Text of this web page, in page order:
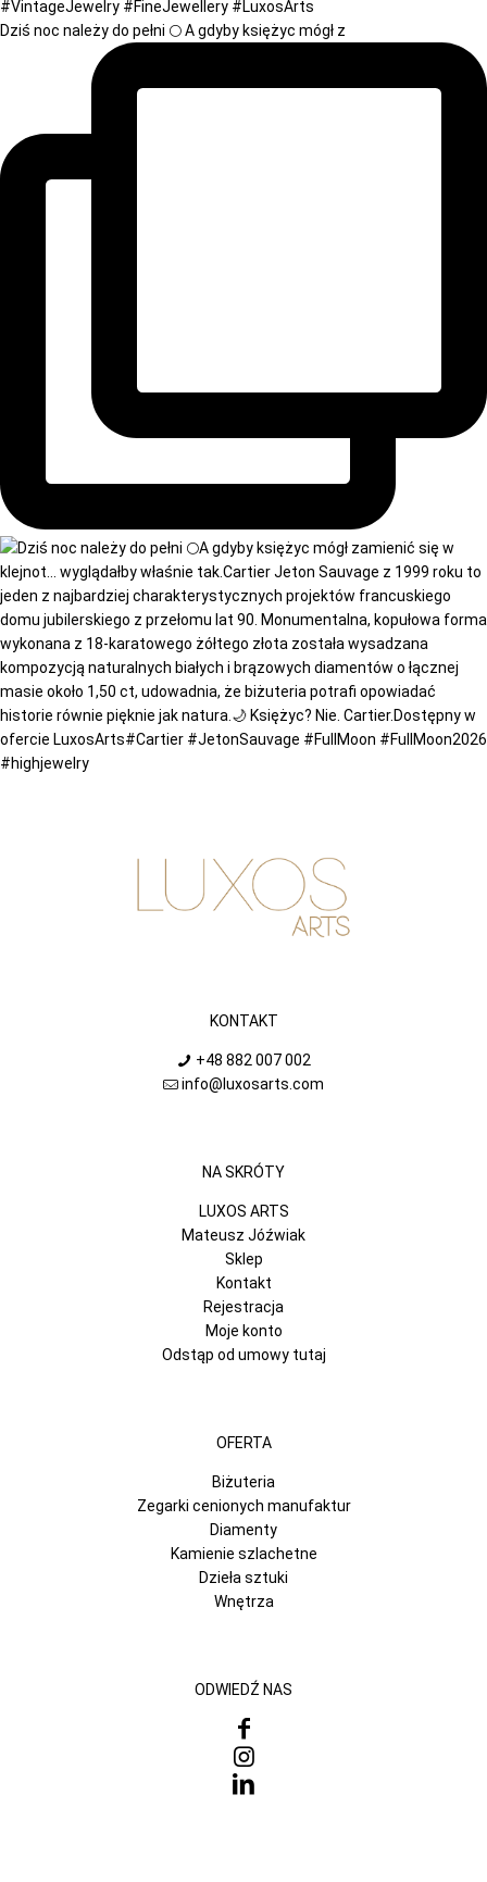
Dziś noc należy do pełni 🌕 A gdyby księżyc mógł z
KONTAKT
+48 882 007 002
info@luxosarts.com
NA SKRÓTY
LUXOS ARTS
Mateusz Jóźwiak
Sklep
Kontakt
Rejestracja
Moje konto
Odstąp od umowy tutaj
OFERTA
Biżuteria
Zegarki cenionych manufaktur
Diamenty
Kamienie szlachetne
Dzieła sztuki
Wnętrza
ODWIEDŹ NAS